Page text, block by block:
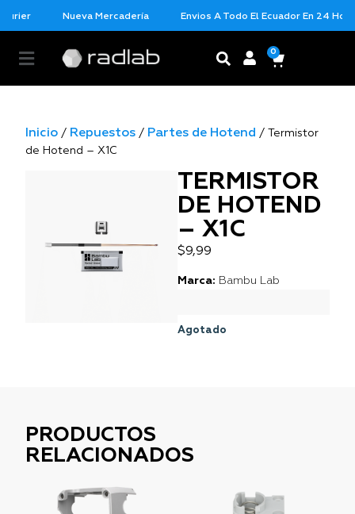
Nueva Mercadería Envios A Todo El Ecuador En 24
0
Inicio / Repuestos / Partes de Hotend / Termistor
de Hotend – X1C
TERMISTOR
DE HOTEND
– X1C
$9,99
Marca: Bambu Lab
Agotado
PRODUCTOS
RELACIONADOS